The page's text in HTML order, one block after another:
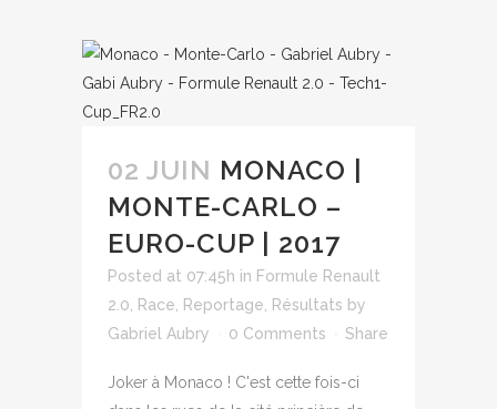
02 JUIN MONACO |
MONTE-CARLO –
EURO-CUP | 2017
Posted at 07:45h in Formule Renault
2.0
Race Reportage Résultats by
Gabriel Aubry
0 Comments Share
Joker à Monaco ! C'est cette fois-ci